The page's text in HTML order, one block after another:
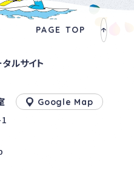
皆様の力になれることを大
PAGE TOP
ルサイト
Google Map